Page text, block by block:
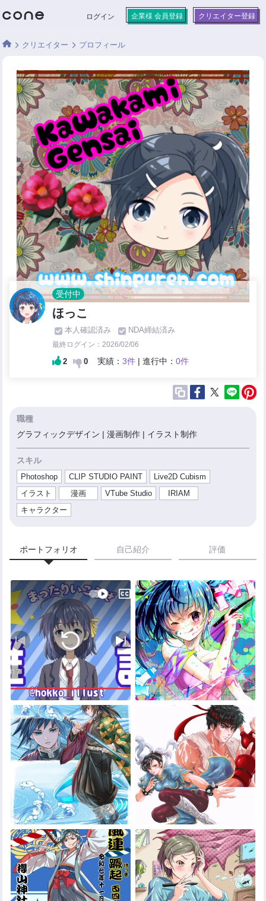
ログイン 企業様 会員登録 クリエイター登録
クリエイター プロフィール
受付中
ほっこ
本人確認済み
NDA締結済み
最終ログイン：2026/02/06
2 0 実績：3件 | 進行中：0件
職種
グラフィックデザイン | 漫画制作 | イラスト制作
スキル
Photoshop CLIP STUDIO PAINT
Live2D Cubism
イラスト
漫画 VTube Studio
IRIAM
キャラクター
ポートフォリオ 自己紹介 評価